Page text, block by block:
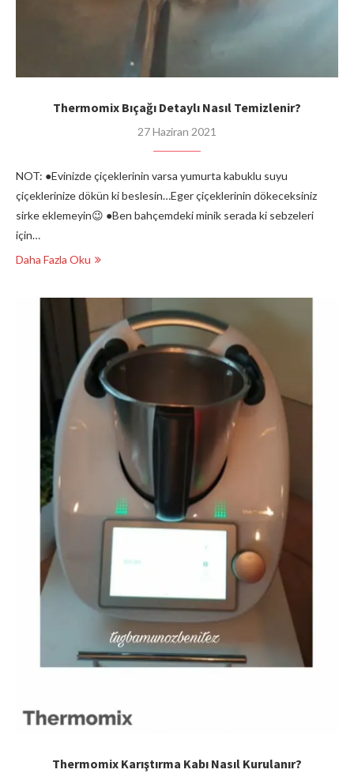
Thermomix Bıçağı Detaylı Nasıl Temizlenir?
27 Haziran 2021
NOT: ●Evinizde çiçeklerinin varsa yumurta kabuklu suyu
çiçeklerinize dökün ki beslesin…Eger çiçeklerinin dökeceksiniz
sirke eklemeyin😉 ●Ben bahçemdeki minik serada ki sebzeleri
için…
Daha Fazla Oku
Thermomix Karıştırma Kabı Nasıl Kurulanır?